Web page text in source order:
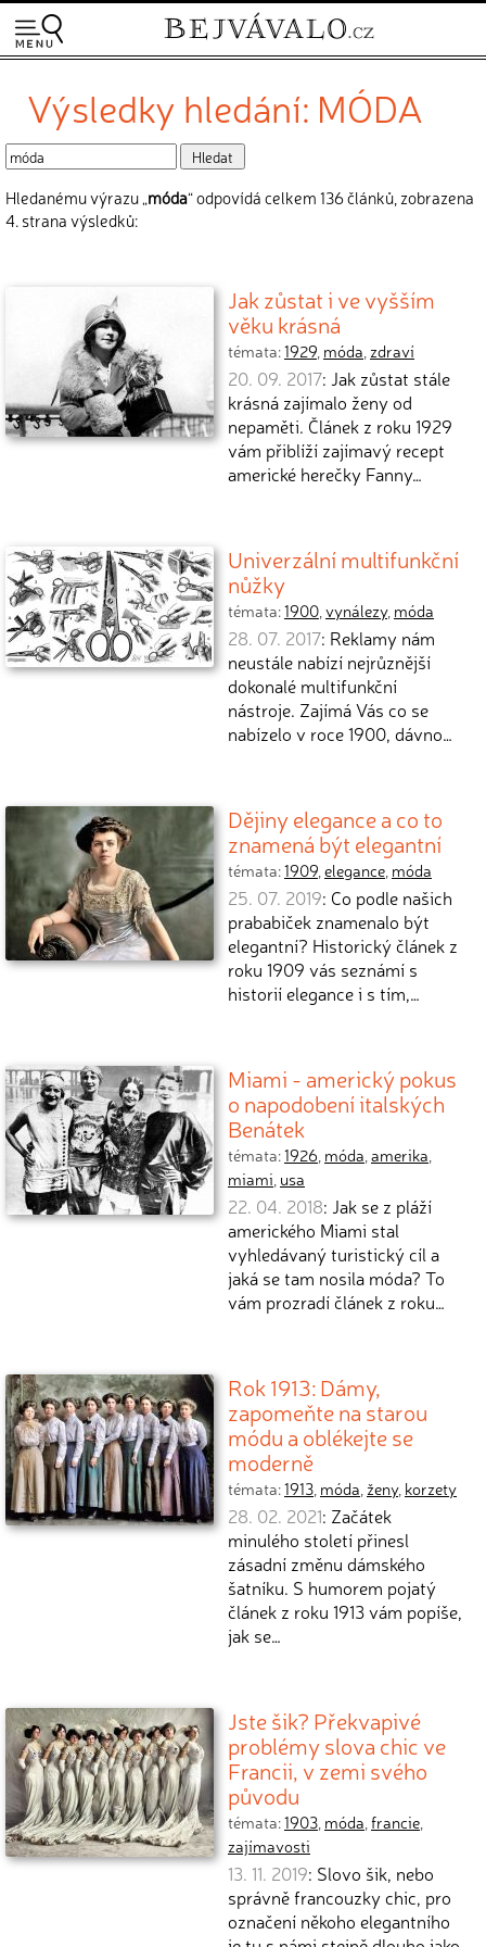
Výsledky hledání: MÓDA
Hledanému výrazu „móda“ odpovídá celkem 136 článků, zobrazena
4. strana výsledků:
Jak zůstat i ve vyšším
věku krásná
témata:1929, móda, zdraví
20. 09. 2017: Jak zůstat stále
krásná zajímalo ženy od
nepaměti. Článek z roku 1929
vám přiblíží zajímavý recept
americké herečky Fanny…
Univerzální multifunkční
nůžky
témata:1900,vynálezy, móda
28. 07. 2017: Reklamy nám
neustále nabízí nejrůznější
dokonalé multifunkční
nástroje. Zajímá Vás co se
nabízelo v roce 1900, dávno…
Dějiny elegance a co to
znamená být elegantní
témata:1909,elegance, móda
25. 07. 2019: Co podle našich
prababiček znamenalo být
elegantní? Historický článek z
roku 1909 vás seznámí s
historií elegance i s tím,…
Miami - americký pokus
o napodobení italských
Benátek
témata:1926, móda,amerika,
miami, usa
22. 04. 2018: Jak se z pláží
amerického Miami stal
vyhledávaný turistický cíl a
jaká se tam nosila móda? To
vám prozradí článek z roku…
Rok 1913: Dámy,
zapomeňte na starou
módu a oblékejte se
moderně
témata:1913, móda, ženy, korzety
28. 02. 2021: Začátek
minulého století přinesl
zásadní změnu dámského
šatníku. S humorem pojatý
článek z roku 1913 vám popíše,
jak se…
Jste šik? Překvapivé
problémy slova chic ve
Francii, v zemi svého
původu
témata:1903, móda,francie,
zajímavosti
13. 11. 2019: Slovo šik, nebo
správně francouzky chic, pro
označení někoho elegantního